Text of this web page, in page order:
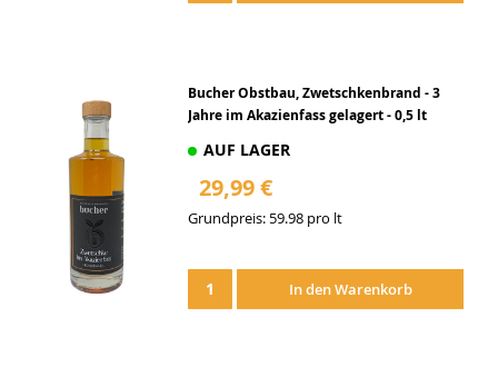
Bucher Obstbau, Zwetschkenbrand - 3
Jahre im Akazienfass gelagert - 0,5 lt
AUF LAGER
29,99 €
Grundpreis: 59.98 pro lt
Wunschliste
hinzufügenIn den Warenkorb